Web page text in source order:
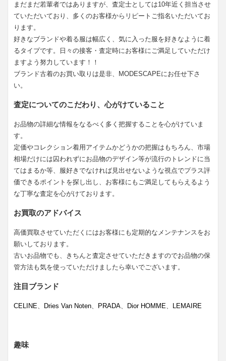
まだまだ若輩者ではありますが、査定士としては10年近く担当させ
ていただいており、多くのお客様からリピートご指名いただいてお
ります。
好きなブランドや着る服は幅広く、気に入った服を好きなように着
るタイプです。日々の接客・査定時にお客様にご満足していただけ
ますよう努力しています！！
ブランド古着のお買い取りは是非、MODESCAPEにお任せ下さ
い。
査定についてのこだわり、心がけていること
お品物の詳細な情報をなるべく多く把握することを心がけていま
す。
定価やコレクション着用アイテムかどうかの把握はもちろん、市場
相場だけには囚われずにお品物のデザイン等が流行のトレンドに当
てはまるか等、服好きでなければ見出せないような視点でプラス評
価できるポイントを探し出し、お客様にもご満足してもらえるよう
な丁寧な査定を心がけております。
お買取のアドバイス
高価買取させていただくにはお客様にも定期的なメンテナンスをお
願いしております。
古いお品物でも、きちんと査定させていただきますのでお品物の保
管方法も気を使っていただけましたら幸いでございます。
注目ブランド
CELINE、 Dries Van Noten、 PRADA、 Dior HOMME、 LEMAIRE
趣味